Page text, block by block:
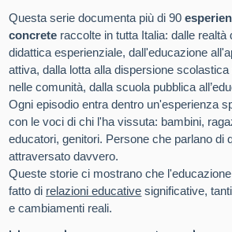
Questa serie documenta più di 90
concrete raccolte in tutta Italia: dalle realtà
didattica esperienziale, dall'educazione
attiva, dalla lotta alla dispersione
nelle comunità, dalla scuola pubblica
Ogni episodio entra dentro un'esperienza
con le voci di chi l'ha vissuta: bambini,
educatori, genitori. Persone che parlano di
attraversato davvero.
Queste storie ci mostrano che
fatto di relazioni educative significative,
e cambiamenti reali.